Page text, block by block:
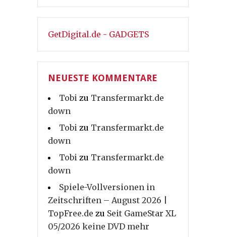
GetDigital.de - GADGETS
NEUESTE KOMMENTARE
Tobi zu Transfermarkt.de
down
Tobi zu Transfermarkt.de
down
Tobi zu Transfermarkt.de
down
Spiele-Vollversionen in
Zeitschriften – August 2026 |
TopFree.de zu Seit GameStar XL
05/2026 keine DVD mehr